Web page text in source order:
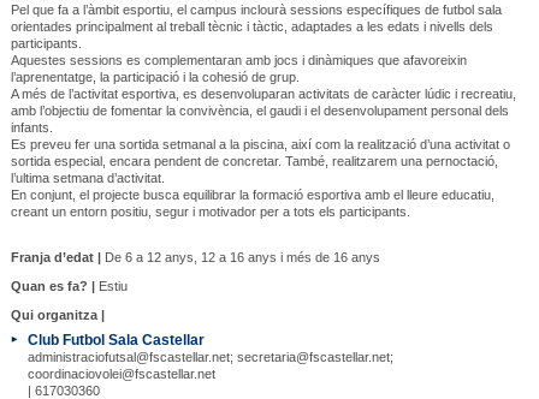
Pel que fa a l’àmbit esportiu, el campus inclourà sessions específiques de futbol sala
orientades principalment al treball tècnic i tàctic, adaptades a les edats i nivells dels
participants.
Aquestes sessions es complementaran amb jocs i dinàmiques que afavoreixin
l’aprenentatge, la participació i la cohesió de grup.
A més de l’activitat esportiva, es desenvoluparan activitats de caràcter lúdic i recreatiu,
amb l’objectiu de fomentar la convivència, el gaudi i el desenvolupament personal dels
infants.
Es preveu fer una sortida setmanal a la piscina, així com la realització d’una activitat o
sortida especial, encara pendent de concretar. També, realitzarem una pernoctació,
l’ultima setmana d’activitat.
En conjunt, el projecte busca equilibrar la formació esportiva amb el lleure educatiu,
creant un entorn positiu, segur i motivador per a tots els participants.
Franja d’edat |De 6 a 12 anys, 12 a 16 anys i més de 16 anys
Quan es fa? |Estiu
Qui organitza |
Club Futbol Sala Castellar
administraciofutsal@fscastellar.net; secretaria@fscastellar.net;
coordinaciovolei@fscastellar.net
| 617030360